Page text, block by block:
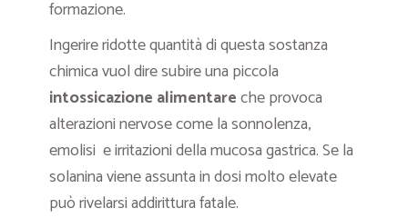
formazione.
Ingerire ridotte quantità di questa sostanza
chimica vuol dire subire una piccola
intossicazione alimentareche provoca
alterazioni nervose come la sonnolenza,
emolisi e irritazioni della mucosa gastrica. Se la
solanina viene assunta in dosi molto elevate
può rivelarsi addirittura fatale.